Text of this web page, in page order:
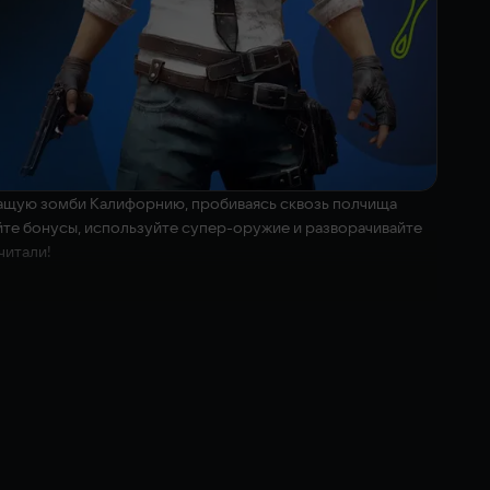
зомби Калифорнию, пробиваясь сквозь полчища
бонусы, используйте супер-оружие и разворачивайте